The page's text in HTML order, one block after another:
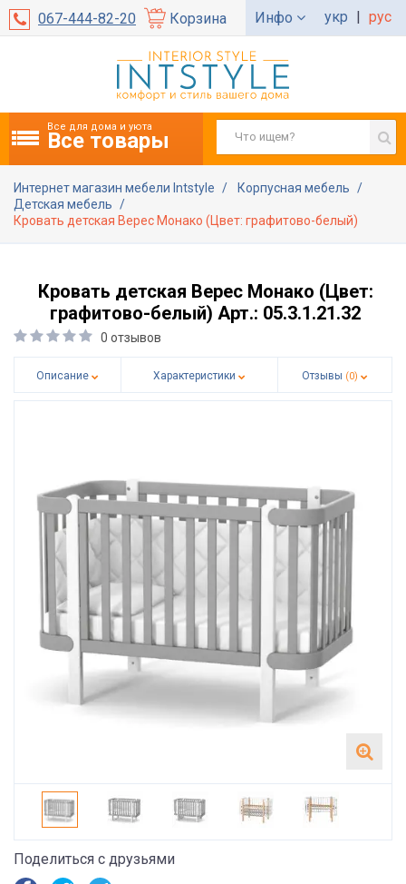
067-444-82-20 Корзина Инфо укр | рус
Все для дома и уюта
Все товары
Интернет магазин мебели Intstyle
Корпусная мебель
Детская мебель
Кровать детская Верес Монако (Цвет: графитово-белый)
Кровать детская Верес Монако (Цвет:
графитово-белый) Арт.: 05.3.1.21.32
0 отзывов
Описание Характеристики Отзывы (0)
Поделиться с друзьями